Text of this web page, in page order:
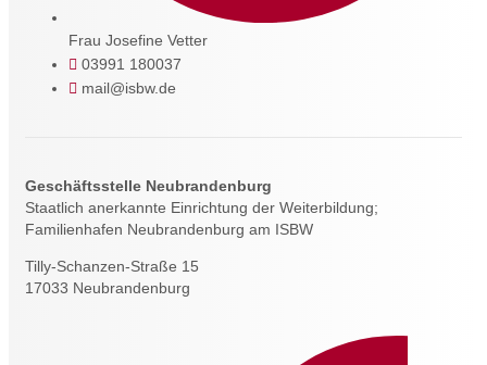
Frau Josefine Vetter
03991 180037
mail@isbw.de
Geschäftsstelle Neubrandenburg
Staatlich anerkannte Einrichtung der Weiterbildung;
Familienhafen Neubrandenburg am ISBW
Tilly-Schanzen-Straße 15
17033 Neubrandenburg